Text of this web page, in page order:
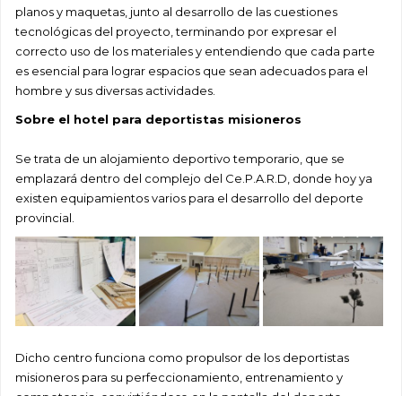
planos y maquetas, junto al desarrollo de las cuestiones
tecnológicas del proyecto, terminando por expresar el
correcto uso de los materiales y entendiendo que cada parte
es esencial para lograr espacios que sean adecuados para el
hombre y sus diversas actividades.
Sobre el hotel para deportistas misioneros
Se trata de un alojamiento deportivo temporario, que se
emplazará dentro del complejo del Ce.P.A.R.D, donde hoy ya
existen equipamientos varios para el desarrollo del deporte
provincial.
Dicho centro funciona como propulsor de los deportistas
misioneros para su perfeccionamiento, entrenamiento y